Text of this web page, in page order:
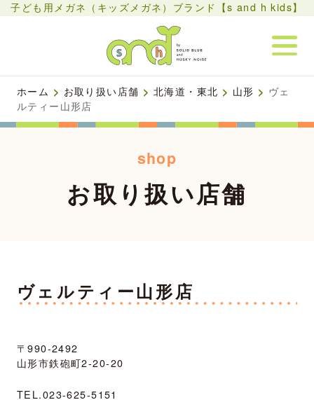
子ども用メガネ（キッズメガネ）ブランド【s and h kids】
ホーム > お取り扱い店舗 > 北海道・東北 > 山形 > ヴェ
ルティー山形店
shop
お取り扱い店舗
ヴェルティー山形店
〒990-2492
山形市鉄砲町2-20-20
TEL.023-625-5151